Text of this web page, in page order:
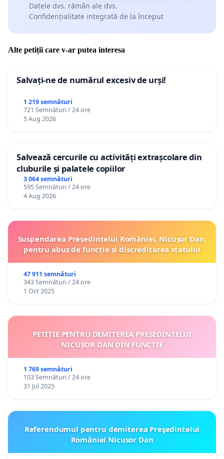
Datele dvs. rămân ale dvs.
Confidențialitate integrată de la început
Alte petiții care v-ar putea interesa
Salvați-ne de numărul excesiv de urși!
1 219 semnături
721 Semnături / 24 ore
5 Aug 2026
Salvează cercurile cu activități extrașcolare din
cluburile și palatele copiilor
3 064 semnături
595 Semnături / 24 ore
4 Aug 2026
Suspendarea Președintelui României, Nicușor Dan,
pentru abuz de funcție și discreditarea statului
47 911 semnături
343 Semnături / 24 ore
1 Oct 2025
PETIȚIE PENTRU DEMITEREA PREȘEDINTELUI
NICUȘOR DAN DIN FUNCȚIE
1 769 semnături
103 Semnături / 24 ore
31 Jul 2025
Referendumul pentru demiterea Preşedintelui
României Nicusor Dan